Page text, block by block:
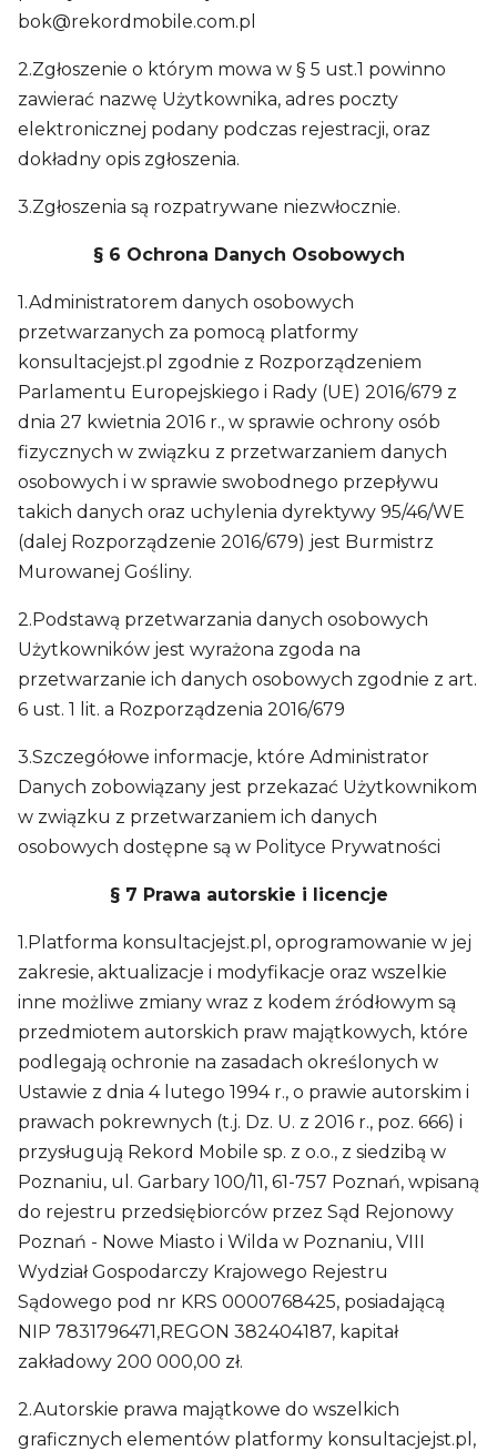
bok@rekordmobile.com.pl
2.Zgłoszenie o którym mowa w § 5 ust.1 powinno
zawierać nazwę Użytkownika, adres poczty
elektronicznej podany podczas rejestracji, oraz
dokładny opis zgłoszenia.
3.Zgłoszenia są rozpatrywane niezwłocznie.
§ 6 Ochrona Danych Osobowych
1.Administratorem danych osobowych
przetwarzanych za pomocą platformy
konsultacjejst.pl zgodnie z Rozporządzeniem
Parlamentu Europejskiego i Rady (UE) 2016/679 z
dnia 27 kwietnia 2016 r., w sprawie ochrony osób
fizycznych w związku z przetwarzaniem danych
osobowych i w sprawie swobodnego przepływu
takich danych oraz uchylenia dyrektywy 95/46/WE
(dalej Rozporządzenie 2016/679) jest Burmistrz
Murowanej Gośliny.
2.Podstawą przetwarzania danych osobowych
Użytkowników jest wyrażona zgoda na
przetwarzanie ich danych osobowych zgodnie z art.
6 ust. 1 lit. a Rozporządzenia 2016/679
3.Szczegółowe informacje, które Administrator
Danych zobowiązany jest przekazać Użytkownikom
w związku z przetwarzaniem ich danych
osobowych dostępne są w Polityce Prywatności
§ 7 Prawa autorskie i licencje
1.Platforma konsultacjejst.pl, oprogramowanie w jej
zakresie, aktualizacje i modyfikacje oraz wszelkie
inne możliwe zmiany wraz z kodem źródłowym są
przedmiotem autorskich praw majątkowych, które
podlegają ochronie na zasadach określonych w
Ustawie z dnia 4 lutego 1994 r., o prawie autorskim i
prawach pokrewnych (t.j. Dz. U. z 2016 r., poz. 666) i
przysługują Rekord Mobile sp. z o.o., z siedzibą w
Poznaniu, ul. Garbary 100/11, 61-757 Poznań, wpisaną
do rejestru przedsiębiorców przez Sąd Rejonowy
Poznań - Nowe Miasto i Wilda w Poznaniu, VIII
Wydział Gospodarczy Krajowego Rejestru
Sądowego pod nr KRS 0000768425, posiadającą
NIP 7831796471,REGON 382404187, kapitał
zakładowy 200 000,00 zł.
2.Autorskie prawa majątkowe do wszelkich
graficznych elementów platformy konsultacjejst.pl,